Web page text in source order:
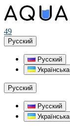
49
Русский
Русский
Українська
Русский
Русский
Українська